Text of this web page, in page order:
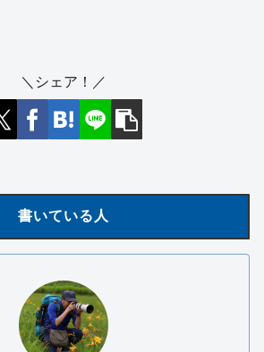
＼シェア！／
書いている人